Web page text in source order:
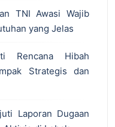
TNI Awasi Wajib
yang Jelas
Rencana Hibah
Strategis dan
Laporan Dugaan